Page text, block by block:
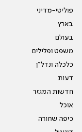
פוליטי-מדיני
בארץ
בעולם
משפט ופלילים
כלכלה ונדל"ן
דעות
חדשות המגזר
אוכל
כיפה שחורה